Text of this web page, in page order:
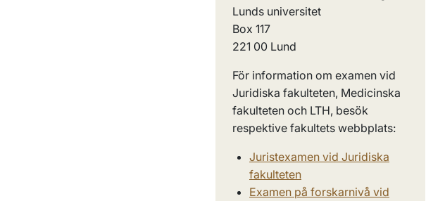
Lunds universitet
Box 117
221 00 Lund
För information om examen vid
Juridiska fakulteten, Medicinska
fakulteten och LTH, besök
respektive fakultets webbplats:
Juristexamen vid Juridiska
fakulteten
Examen på forskarnivå vid